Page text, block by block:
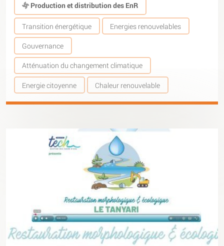
Production et distribution des EnR
Transition énergétique Energies renouvelables
Gouvernance
Atténuation du changement climatique
Energie citoyenne Chaleur renouvelable